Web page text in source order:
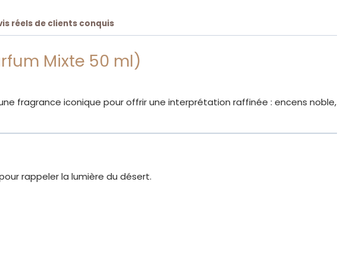
réels de clients conquis
Mixte 50 ml)
fragrance iconique pour offrir une interprétation raffinée : encens noble,
rappeler la lumière du désert.